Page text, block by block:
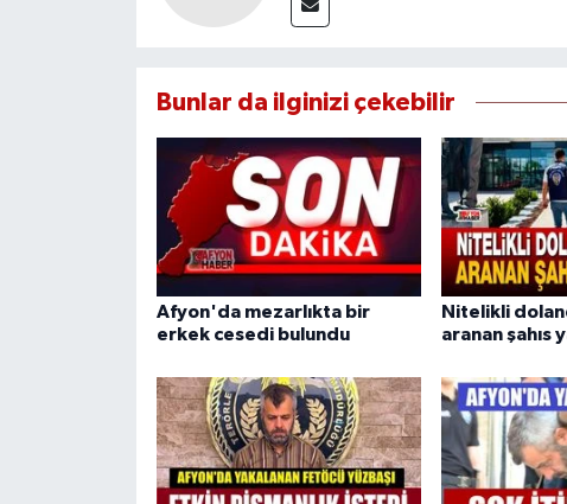
Bunlar da ilginizi çekebilir
Afyon'da mezarlıkta bir
erkek cesedi bulundu
Nitelikli
aranan şahıs